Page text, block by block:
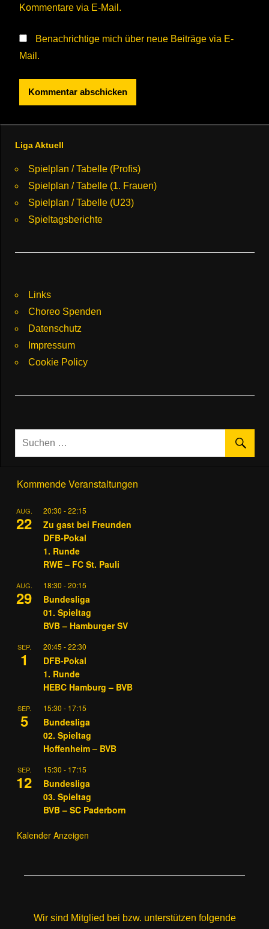
Kommentare via E-Mail.
Benachrichtige mich über neue Beiträge via E-
Mail.
Liga Aktuell
Spielplan / Tabelle (Profis)
Spielplan / Tabelle (1. Frauen)
Spielplan / Tabelle (U23)
Spieltagsberichte
Links
Choreo Spenden
Datenschutz
Impressum
Cookie Policy
Kommende Veranstaltungen
AUG.
22
20:30 -22:15
Zu gast bei Freunden
DFB-Pokal
1. Runde
RWE – FC St. Pauli
AUG.
29
18:30 -20:15
Bundesliga
01. Spieltag
BVB – Hamburger SV
SEP.
1
20:45 -22:30
DFB-Pokal
1. Runde
HEBC Hamburg – BVB
SEP.
5
15:30 - 17:15
Bundesliga
02. Spieltag
Hoffenheim – BVB
SEP.
12
15:30 - 17:15
Bundesliga
03. Spieltag
BVB – SC Paderborn
Kalender Anzeigen
Wir sind Mitglied bei bzw. unterstützen folgende